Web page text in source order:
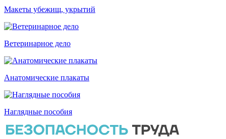
Макеты убежищ, укрытий
Ветеринарное дело
Анатомические плакаты
Наглядные пособия